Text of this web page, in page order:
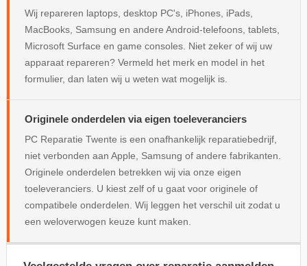
Wij repareren laptops, desktop PC's, iPhones, iPads,
MacBooks, Samsung en andere Android-telefoons, tablets,
Microsoft Surface en game consoles. Niet zeker of wij uw
apparaat repareren? Vermeld het merk en model in het
formulier, dan laten wij u weten wat mogelijk is.
Originele onderdelen via eigen toeleveranciers
PC Reparatie Twente is een onafhankelijk reparatiebedrijf,
niet verbonden aan Apple, Samsung of andere fabrikanten.
Originele onderdelen betrekken wij via onze eigen
toeleveranciers. U kiest zelf of u gaat voor originele of
compatibele onderdelen. Wij leggen het verschil uit zodat u
een weloverwogen keuze kunt maken.